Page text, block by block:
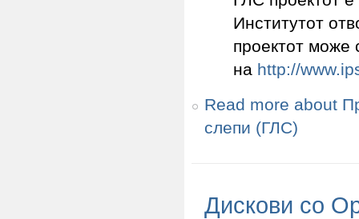
Институтот
проектот може
на http://
Read more about
слепи (ГЛС)
Дискови со